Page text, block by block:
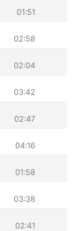
01:51
02:58
02:04
03:42
02:47
04:16
01:58
03:38
02:41